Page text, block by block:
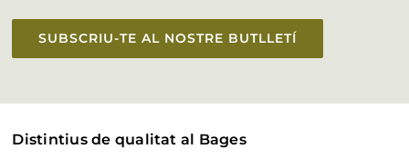
SUBSCRIU-TE AL NOSTRE BUTLLETÍ
Distintius de qualitat al Bages